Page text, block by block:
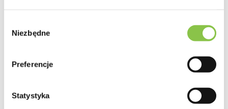
zgody
Niezbędne
Preferencje
Statystyka
Działanie
Świeże czerwone owoce, przyprawy